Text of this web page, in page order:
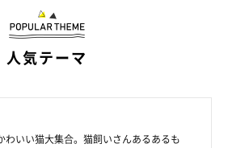
人気テーマ
わいい猫大集合。猫飼いさんあるあるも